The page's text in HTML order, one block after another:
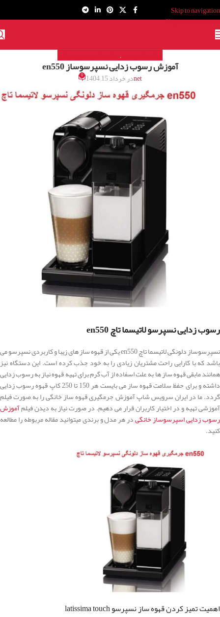
Skip to navigation
Skip to main content
مقالات قهوه ساز,
آموزش رسوب زدایی نسپرسوساز en550
netدر خرداد 15, 1404 0
رسوب زدایی نسپرسو لاتیسما تاچ en550
نسپرسوساز دلونگی لاتیسما تاچ en550 یکی از قهوه ساز های زیبا و کاربردی نسپرسو می
باشد که با کارایی راحت مشتریان زیادی را به خود جذب کرده است. این دستگاه نیز
همانند مابقی قهوه ساز ها به علت اسفاده از آب گرم برای تهیه قهوه نیاز به رسوب زدایی
داشته و برای حفظ سلامت قهوه ساز می بایست هر 150 تا 250 کاپ قهوه رسوب زدایی
گردد. ما در ایران سرویس شاپ آموزش جرمگیری قهوه ساز خانگی را به صورت فیلم
آموزشی تهیه و در اختیار کاربران قرار می دهیم. در صورت نیاز به دیدن فیلمآموزش
رسوب زدایی اسپرسوساز خانگیدر هر مدل و برندی میتوانید مقاله مربوطه را مطالعه
کنید.
اهمیت تمیز کردن قهوه ساز نسپرسو latissima touch